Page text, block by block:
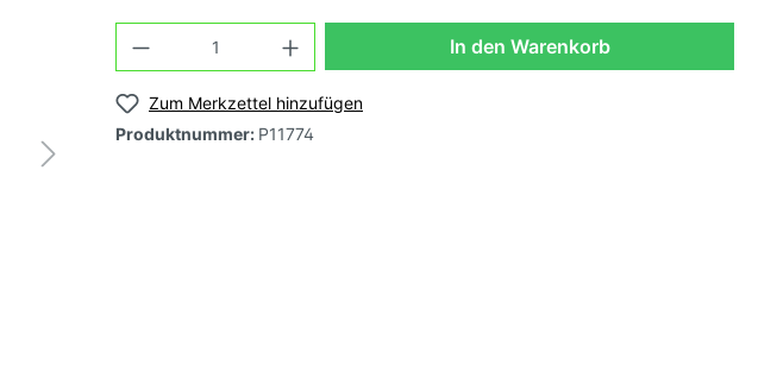
Tomatensamen, rosé/rosa,
großfruchtig
Tomatensamen, grün,
großfruchtig
In den Warenkorb
Zum Merkzettel hinzufügen
Produktnummer: P11774